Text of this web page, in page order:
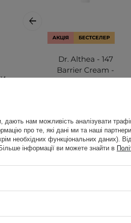
АКЦІЯ БЕСТСЕЛЕР
Dr. Althea - 147
Barrier Cream -
Інтенсивно
778,00 ГРН
нам можливість аналізувати
про те, які дані ми та наші
необхідних функціональних даних).
інформації ви можете знайти в